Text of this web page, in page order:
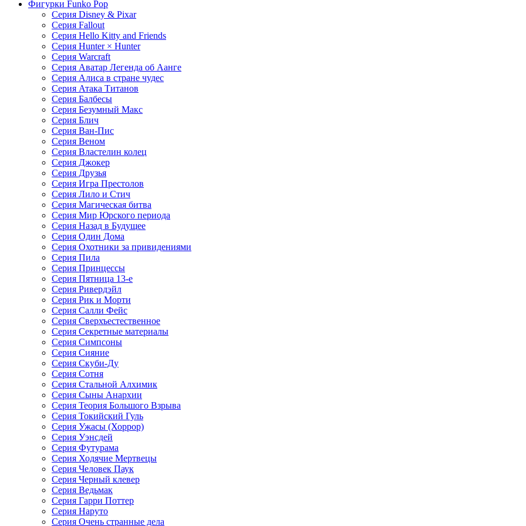
Фигурки Funko Pop
Серия Disney & Pixar
Серия Fallout
Серия Hello Kitty and Friends
Серия Hunter × Hunter
Серия Warcraft
Серия Аватар Легенда об Аанге
Серия Алиса в стране чудес
Серия Атака Титанов
Серия Балбесы
Серия Безумный Макс
Серия Блич
Серия Ван-Пис
Серия Веном
Серия Властелин колец
Серия Джокер
Серия Друзья
Серия Игра Престолов
Серия Лило и Стич
Серия Магическая битва
Серия Мир Юрского периода
Серия Назад в Будущее
Серия Один Дома
Серия Охотники за привидениями
Серия Пила
Серия Принцессы
Серия Пятница 13-е
Серия Ривердэйл
Серия Рик и Морти
Серия Салли Фейс
Серия Сверхъестественное
Серия Секретные материалы
Серия Симпсоны
Серия Сияние
Серия Скуби-Ду
Серия Сотня
Серия Стальной Алхимик
Серия Сыны Анархии
Серия Теория Большого Взрыва
Серия Токийский Гуль
Серия Ужасы (Хоррор)
Серия Уэнсдей
Серия Футурама
Серия Ходячие Мертвецы
Серия Человек Паук
Серия Черный клевер
Серия Ведьмак
Серия Гарри Поттер
Серия Наруто
Серия Очень странные дела